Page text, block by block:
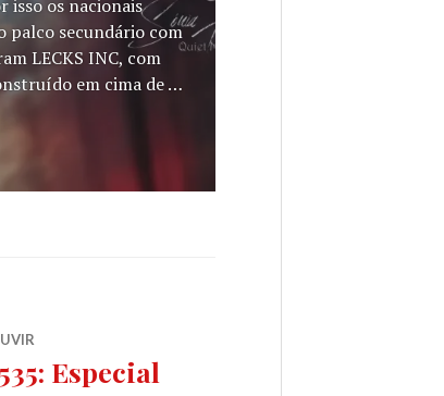
isso os nacionais
palco secundário com
LECKS INC, com
em cima de …
| Dia 2 – 29.07.22 [reportagem]
Especial